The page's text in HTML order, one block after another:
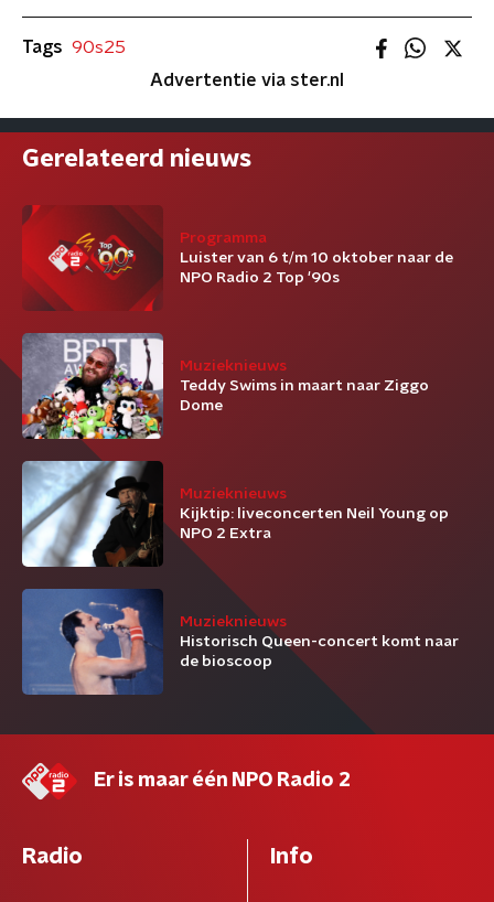
Tags 90s25
Advertentie via ster.nl
Gerelateerd nieuws
Programma
Luister van 6 t/m 10 oktober naar de
NPO Radio 2 Top '90s
Muzieknieuws
Teddy Swims in maart naar Ziggo
Dome
Muzieknieuws
Kijktip: liveconcerten Neil Young op
NPO 2 Extra
Muzieknieuws
Historisch Queen-concert komt naar
de bioscoop
Er is maar één NPO Radio 2
Radio Info